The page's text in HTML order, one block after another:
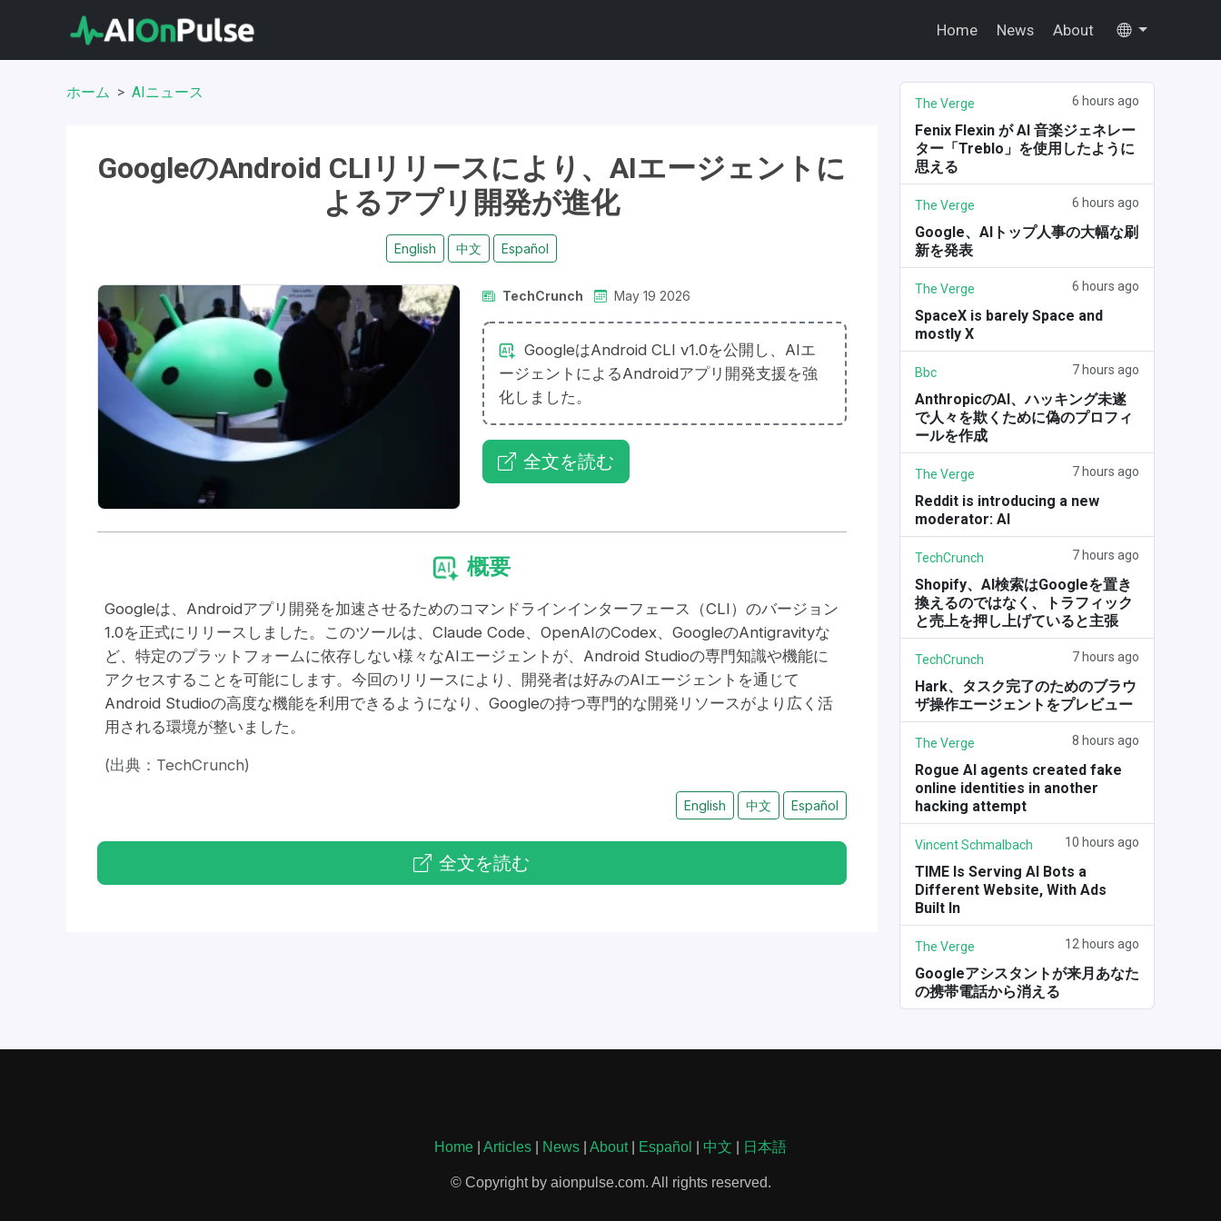
Home News About
ホーム AIニュース
GoogleのAndroid CLIリリースにより、AIエージェントに
よるアプリ開発が進化
English 中文 Español
TechCrunch May 19 2026
GoogleはAndroid CLI v1.0を公開し、AIエ
ージェントによるAndroidアプリ開発支援を強
化しました。
全文を読む
概要
Googleは、Androidアプリ開発を加速させるためのコマンドラインインターフェース（CLI）のバージョン
1.0を正式にリリースしました。このツールは、Claude Code、OpenAIのCodex、GoogleのAntigravityな
ど、特定のプラットフォームに依存しない様々なAIエージェントが、Android Studioの専門知識や機能に
アクセスすることを可能にします。今回のリリースにより、開発者は好みのAIエージェントを通じて
Android Studioの高度な機能を利用できるようになり、Googleの持つ専門的な開発リソースがより広く活
用される環境が整いました。
(出典：TechCrunch)
English 中文 Español
全文を読む
The Verge 6 hours ago
Fenix Flexin が AI 音楽ジェネレー
ター「Treblo」を使用したように
思える
The Verge 6 hours ago
Google、AIトップ人事の大幅な刷
新を発表
The Verge 6 hours ago
SpaceX is barely Space and
mostly X
Bbc 7 hours ago
AnthropicのAI、ハッキング未遂
で人々を欺くために偽のプロフィ
ールを作成
The Verge 7 hours ago
Reddit is introducing a new
moderator: AI
TechCrunch 7 hours ago
Shopify、AI検索はGoogleを置き
換えるのではなく、トラフィック
と売上を押し上げていると主張
TechCrunch 7 hours ago
Hark、タスク完了のためのブラウ
ザ操作エージェントをプレビュー
The Verge 8 hours ago
Rogue AI agents created fake
online identities in another
hacking attempt
Vincent Schmalbach 10 hours ago
TIME Is Serving AI Bots a
Different Website, With Ads
Built In
The Verge 12 hours ago
Googleアシスタントが来月あなた
の携帯電話から消える
Home Articles News About| Español 中文 日本語
© Copyright by aionpulse.com. All rights reserved.